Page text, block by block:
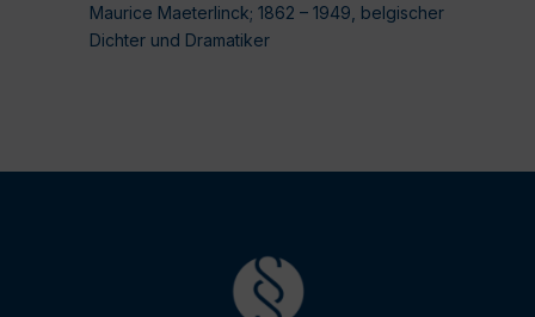
Maurice Maeterlinck; 1862 – 1949, belgischer
Dichter und Dramatiker